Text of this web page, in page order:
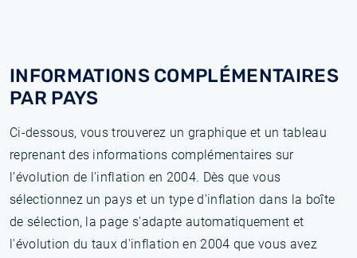
INFORMATIONS COMPLÉMENTAIRES
PAR PAYS
Ci-dessous, vous trouverez un graphique et un tableau
reprenant des informations complémentaires sur
l’évolution de l'inflation en 2004. Dès que vous
sélectionnez un pays et un type d'inflation dans la boîte
de sélection, la page s'adapte automatiquement et
l'évolution du taux d'inflation en 2004 que vous avez